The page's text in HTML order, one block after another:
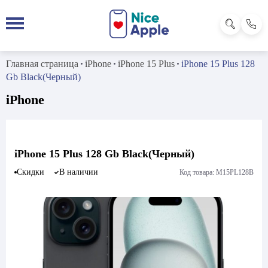
Главная страница iPhone iPhone 15 Plus
iPhone 15 Plus 128
Gb Black(Черный)
iPhone
iPhone 15 Plus 128 Gb Black(Черный)
Скидки В наличии Код товара: M15PL128B